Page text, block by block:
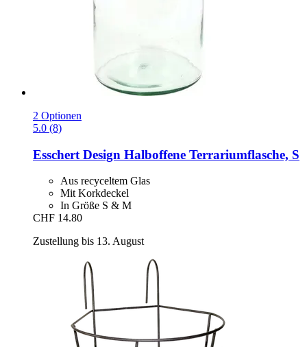
2 Optionen
5.0 (8)
Esschert Design Halboffene Terrariumflasche, S
Aus recyceltem Glas
Mit Korkdeckel
In Größe S & M
CHF 14.80
Zustellung bis 13. August